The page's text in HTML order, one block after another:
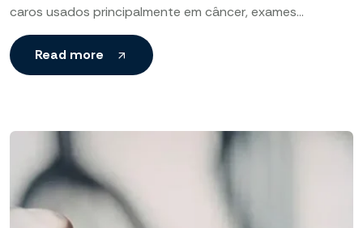
caros usados principalmente em câncer, exames
diagnósticos complexos e garantidos por direitos do
paciente para assegurar acesso a
Read more